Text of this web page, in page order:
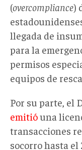
(overcompliance)
llegada de
para la
permisos
equipos de
Por su parte, el
emitióuna
transacciones
socorro hasta el